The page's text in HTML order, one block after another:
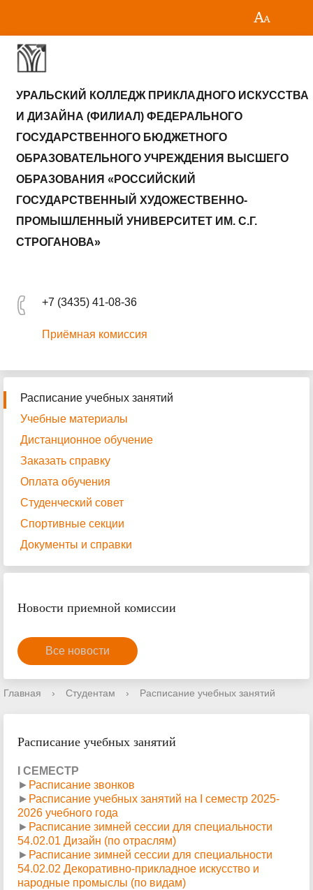
УРАЛЬСКИЙ КОЛЛЕДЖ ПРИКЛАДНОГО ИСКУССТВА
И ДИЗАЙНА (ФИЛИАЛ) ФЕДЕРАЛЬНОГО
ГОСУДАРСТВЕННОГО БЮДЖЕТНОГО
ОБРАЗОВАТЕЛЬНОГО УЧРЕЖДЕНИЯ ВЫСШЕГО
ОБРАЗОВАНИЯ «РОССИЙСКИЙ
ГОСУДАРСТВЕННЫЙ ХУДОЖЕСТВЕННО-
ПРОМЫШЛЕННЫЙ УНИВЕРСИТЕТ ИМ. С.Г.
СТРОГАНОВА»
+7 (3435) 41-08-36
Приёмная комиссия
Расписание учебных занятий
Учебные материалы
Дистанционное обучение
Заказать справку
Оплата обучения
Студенческий совет
Спортивные секции
Документы и справки
Новости приемной комиссии
Все новости
Главная › Студентам › Расписание учебных занятий
Расписание учебных занятий
I СЕМЕСТР
► Расписание звонков
► Расписание учебных занятий на I семестр 2025-
2026 учебного года
► Расписание зимней сессии для специальности
54.02.01 Дизайн (по отраслям)
► Расписание зимней сессии для специальности
54.02.02 Декоративно-прикладное искусство и
народные промыслы (по видам)